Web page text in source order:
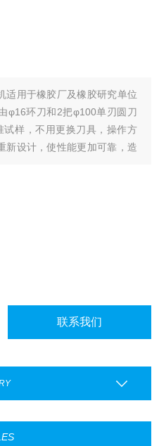
适用于橡胶厂及橡胶研究单位
φ16环刀和2把φ100单刃圆刀
样，不用更换刀具，操作方
新设计，使性能更加可靠，造
联系我们